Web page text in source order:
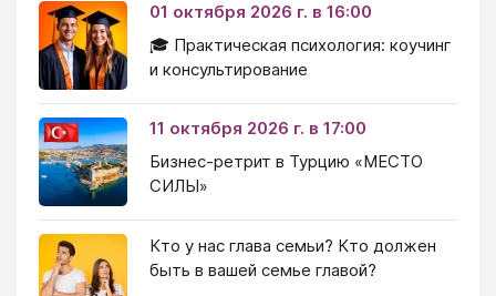
01 октября 2026 г. в 16:00
🎓 Практическая психология: коучинг
и консультирование
11 октября 2026 г. в 17:00
Бизнес-ретрит в Турцию «МЕСТО
СИЛЫ»
Кто у нас глава семьи? Кто должен
быть в вашей семье главой?